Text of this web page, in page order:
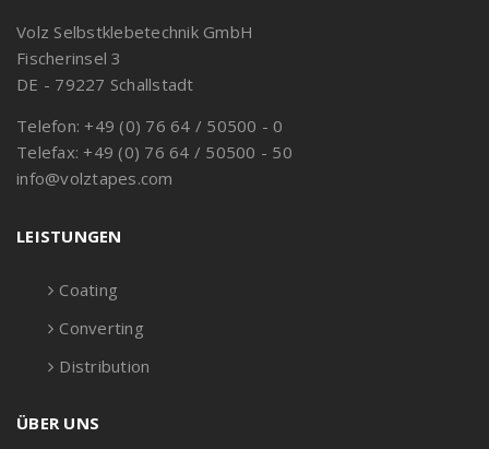
Volz Selbstklebetechnik GmbH
Fischerinsel 3
DE - 79227 Schallstadt
Telefon: +49 (0) 76 64 / 50500 - 0
Telefax: +49 (0) 76 64 / 50500 - 50
info@volztapes.com
LEISTUNGEN
Coating
Converting
Distribution
ÜBER UNS